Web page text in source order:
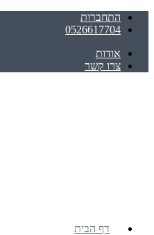
התחברות
0526617704
אודות
צרו קשר
דף הבית